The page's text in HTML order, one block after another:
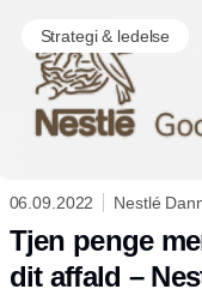
Strategi & ledelse
06.09.2022 Nestlé
Tjen penge
dit affald –